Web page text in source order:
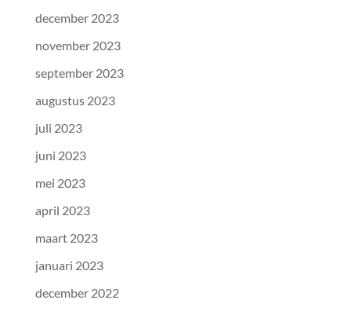
december 2023
november 2023
september 2023
augustus 2023
juli 2023
juni 2023
mei 2023
april 2023
maart 2023
januari 2023
december 2022